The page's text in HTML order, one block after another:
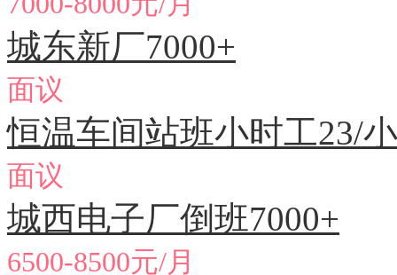
城东新厂7000+
面议
恒温车间站班小时工23/
面议
城西电子厂倒班7000+
6500-8500元/月